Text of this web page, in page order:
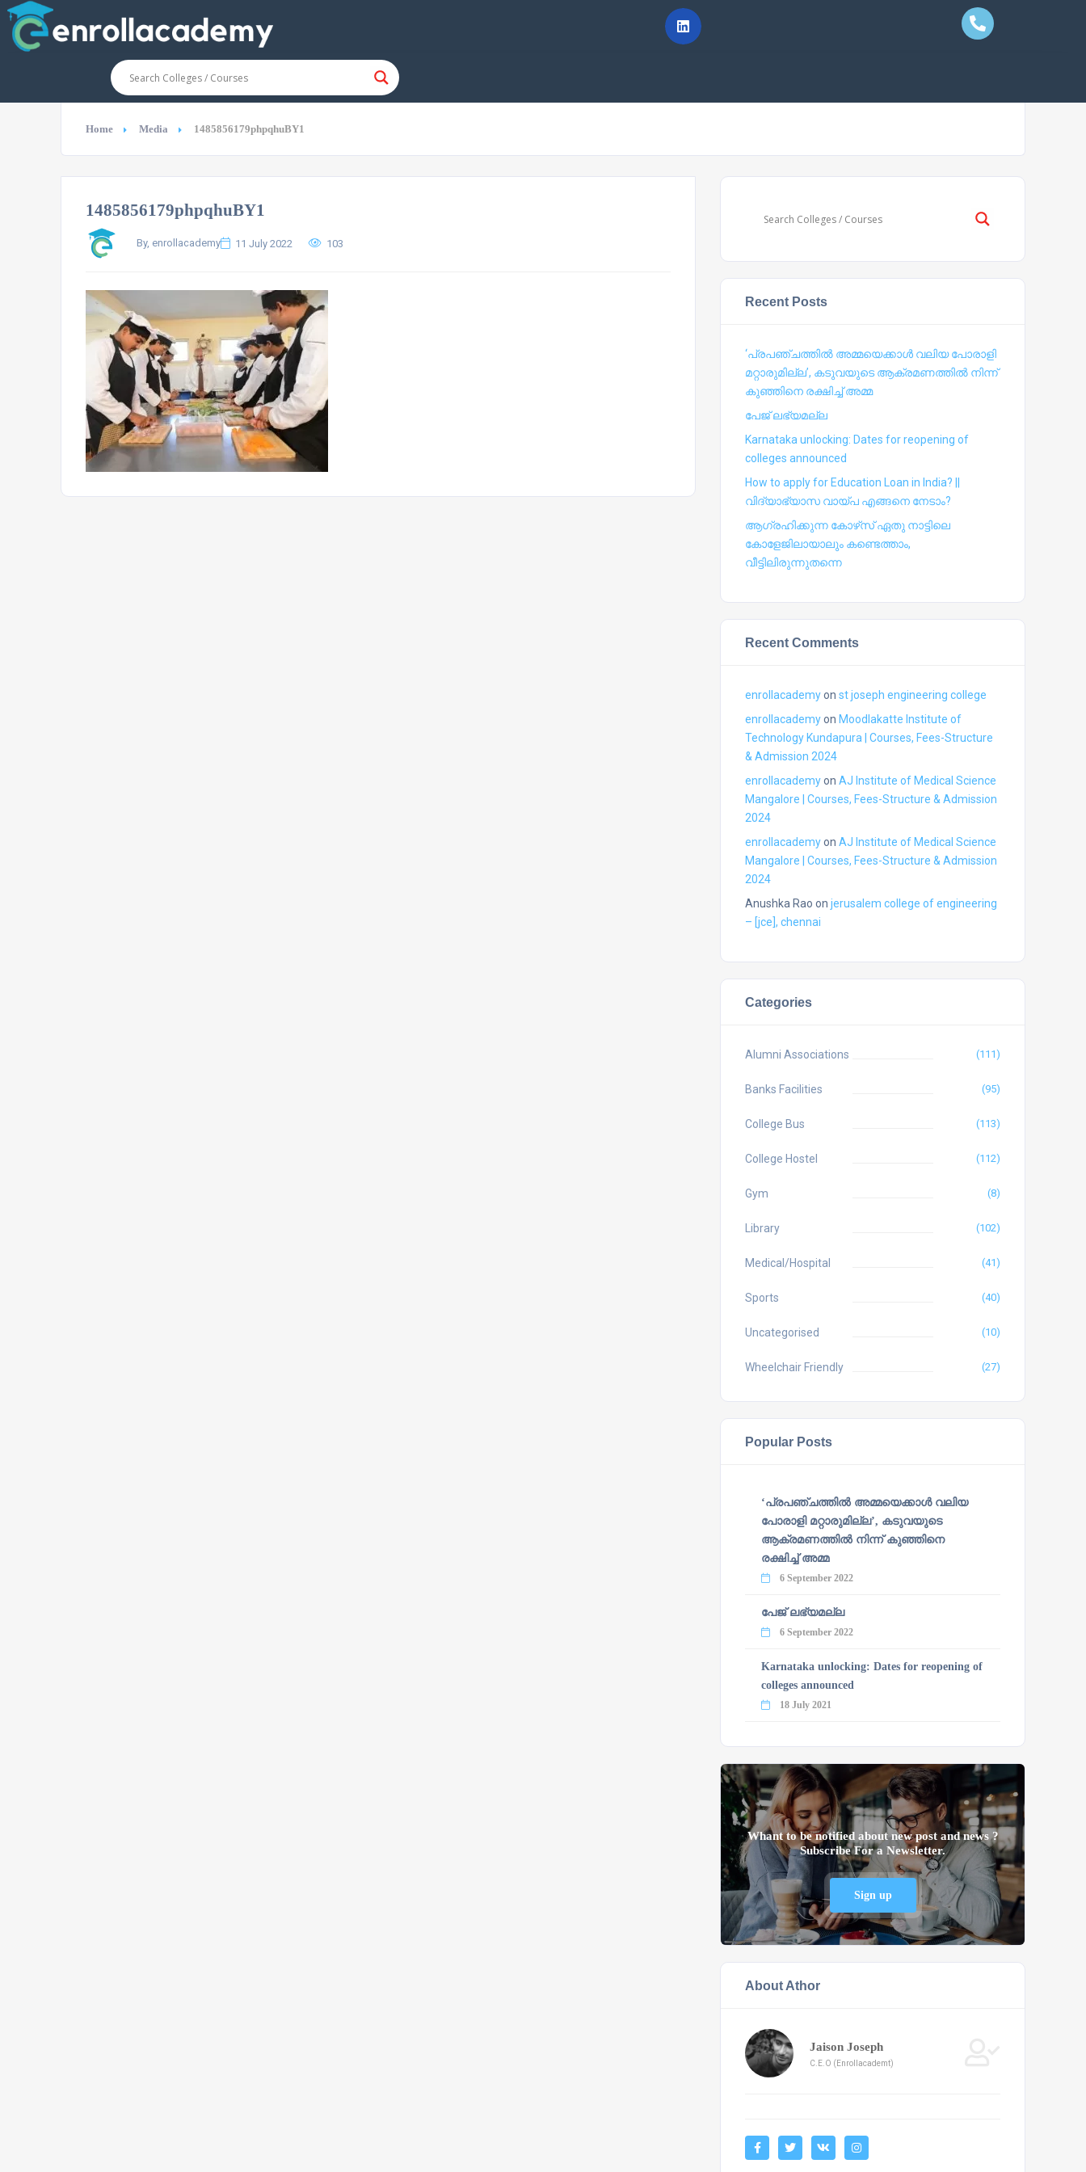
Home Media 1485856179phpqhuBY1
1485856179phpqhuBY1
By, enrollacademy 11 July 2022 103
Recent Posts
‘പ്രപഞ്ചത്തില്‍ അമ്മയെക്കാള്‍ വലിയ പോരാളി
മറ്റാരുമില്ല’, കടുവയുടെ ആക്രമണത്തില്‍ നിന്ന്
കുഞ്ഞിനെ രക്ഷിച്ച് അമ്മ
പേജ് ലഭ്യമല്ല
Karnataka unlocking: Dates for reopening of
colleges announced
How to apply for Education Loan in India? ||
വിദ്യാഭ്യാസ വായ്പ എങ്ങനെ നേടാം?
ആഗ്രഹിക്കുന്ന കോഴ്‍സ് ഏതു നാട്ടിലെ
കോളേജിലായാലും കണ്ടെത്താം,
വീട്ടിലിരുന്നുതന്നെ
Recent Comments
enrollacademyon st joseph engineering college
enrollacademyon Moodlakatte Institute of
Technology Kundapura | Courses, Fees-Structure
& Admission 2024
enrollacademyon AJ Institute of Medical Science
Mangalore | Courses, Fees-Structure & Admission
2024
enrollacademyon AJ Institute of Medical Science
Mangalore | Courses, Fees-Structure & Admission
2024
Anushka Rao on jerusalem college of engineering
– [jce], chennai
Categories
Alumni Associations (111)
Banks Facilities (95)
College Bus (113)
College Hostel (112)
Gym (8)
Library (102)
Medical/Hospital (41)
Sports (40)
Uncategorised (10)
Wheelchair Friendly (27)
Popular Posts
‘പ്രപഞ്ചത്തില്‍ അമ്മയെക്കാള്‍ വലിയ
പോരാളി മറ്റാരുമില്ല’, കടുവയുടെ
ആക്രമണത്തില്‍ നിന്ന് കുഞ്ഞിനെ
രക്ഷിച്ച് അമ്മ
6 September 2022
പേജ് ലഭ്യമല്ല
6 September 2022
Karnataka unlocking: Dates for reopening of
colleges announced
18 July 2021
Whant to be notified about new post and news ?
Subscribe For a Newsletter.
Sign up
About Athor
Jaison Joseph
C.E.O (Enrollacademt)